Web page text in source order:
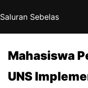
Saluran Sebelas
Mahasiswa
UNS